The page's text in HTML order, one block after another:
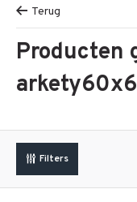
Terug
Producten
Filters